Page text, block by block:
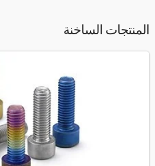
المنتجات الساخنة